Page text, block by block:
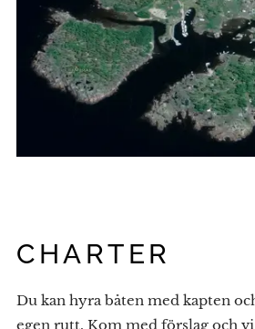
CHARTER
Du kan hyra båten med kapten
egen rutt. Kom med förslag och